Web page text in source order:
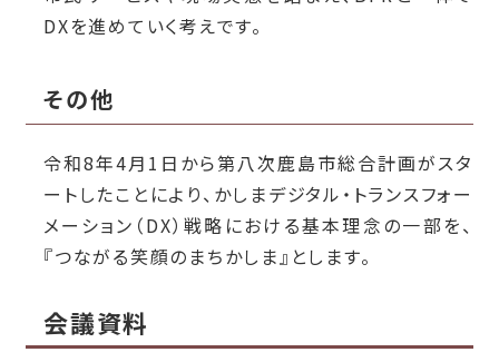
DXを進めていく考えです。
その他
令和8年4月1日から第八次鹿島市総合計画がスタ
ートしたことにより、かしまデジタル・トランスフォー
メーション（DX）戦略における基本理念の一部を、
『つながる笑顔のまちかしま』とします。
会議資料